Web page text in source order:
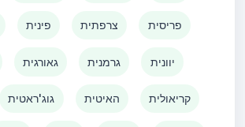
פינית צרפתית פריסית
גאורגית גרמנית יוונית
גוג'ראטית האיטית קריאולית